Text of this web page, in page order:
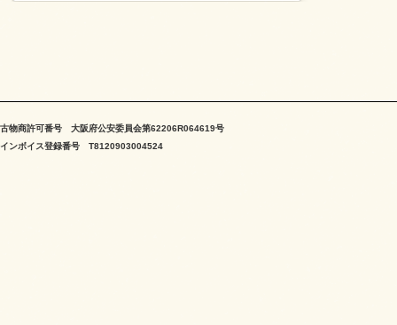
古物商許可番号 大阪府公安委員会第62206R064619号
インボイス登録番号 T8120903004524